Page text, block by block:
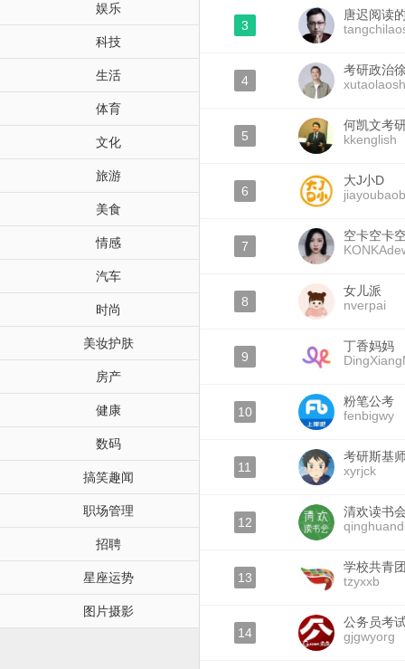
娱乐
科技
生活
体育
文化
旅游
美食
情感
汽车
时尚
美妆护肤
房产
健康
数码
搞笑趣闻
职场管理
招聘
星座运势
图片摄影
3
唐迟阅读
4
考研政治
5
何凯文考
kkenglish
6
大J小D
7
空卡空卡
8
女儿派
nverpai
9
丁香妈妈
10
粉笔公考
fenbigwy
11
考研斯基
xyrjck
12
清欢读书
13
学校共青
tzyxxb
14
公务员考
gjgwyorg